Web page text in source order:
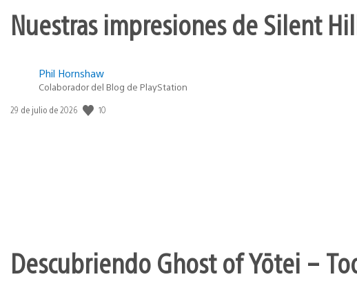
Nuestras impresiones de Silent
Phil Hornshaw
Colaborador del Blog de PlayStation
Fecha
29 de julio de 2026 10
Descubriendo Ghost of Yōtei –